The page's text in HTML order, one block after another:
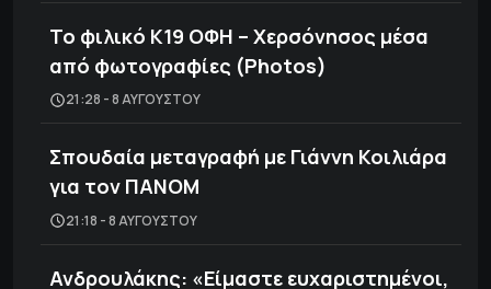
Το φιλικό Κ19 ΟΦΗ – Χερσόνησος μέσα
από φωτογραφίες (Photos)
21:28 - 8 ΑΥΓΟΎΣΤΟΥ
Σπουδαία μεταγραφή με Γιάννη Κοιλιάρα
για τον ΠΑΝΟΜ
21:18 - 8 ΑΥΓΟΎΣΤΟΥ
Ανδρουλάκης: «Είμαστε ευχαριστημένοι,